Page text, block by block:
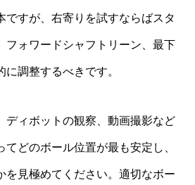
ですが、右寄りを試すならばスタ
フォワードシャフトリーン、最下
調整するべきです。
ディボットの観察、動画撮影など
てどのボール位置が最も安定し、
を見極めてください。適切なボー